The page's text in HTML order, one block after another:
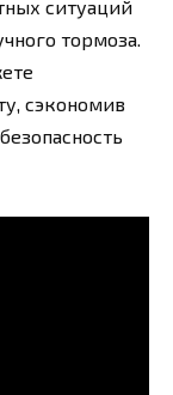
ситуаций
тормоза.
сэкономив